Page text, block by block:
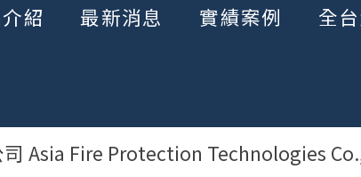
紹 最新消息 實績案例 全
Asia Fire Protection Technologies